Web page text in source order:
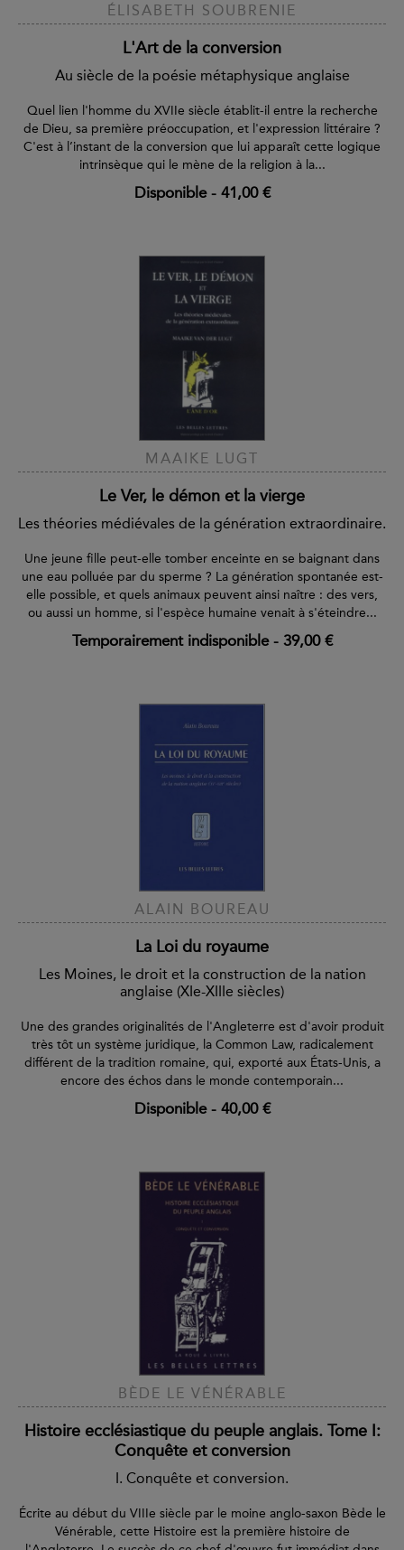
ÉLISABETH SOUBRENIE
L'Art de la conversion
Au siècle de la poésie métaphysique anglaise
Quel lien l'homme du XVIIe siècle établit-il entre la recherche
de Dieu, sa première préoccupation, et l'expression littéraire ?
C'est à l’instant de la conversion que lui apparaît cette logique
intrinsèque qui le mène de la religion à la...
Disponible- 41,00 €
MAAIKE LUGT
Le Ver, le démon et la vierge
Les théories médiévales de la génération extraordinaire.
Une jeune fille peut-elle tomber enceinte en se baignant dans
une eau polluée par du sperme ? La génération spontanée est-
elle possible, et quels animaux peuvent ainsi naître : des vers,
ou aussi un homme, si l'espèce humaine venait à s'éteindre...
Temporairement indisponible- 39,00 €
ALAIN BOUREAU
La Loi du royaume
Les Moines, le droit et la construction de la nation
anglaise (XIe-XIIIe siècles)
Une des grandes originalités de l'Angleterre est d'avoir produit
très tôt un système juridique, la Common Law, radicalement
différent de la tradition romaine, qui, exporté aux États-Unis, a
encore des échos dans le monde contemporain...
Disponible- 40,00 €
BÈDE LE VÉNÉRABLE
Histoire ecclésiastique du peuple anglais. Tome I:
Conquête et conversion
I. Conquête et conversion.
Écrite au début du VIIIe siècle par le moine anglo-saxon Bède le
Vénérable, cette Histoire est la première histoire de